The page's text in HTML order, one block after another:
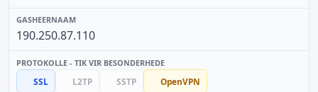
190.250.87.110
SSL L2TP SSTP OpenVPN